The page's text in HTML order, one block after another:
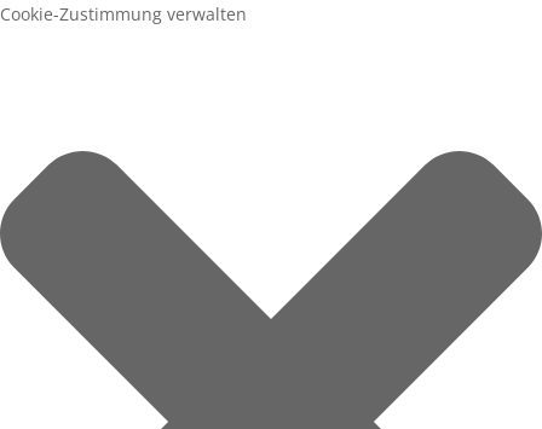
Cookie-Zustimmung verwalten